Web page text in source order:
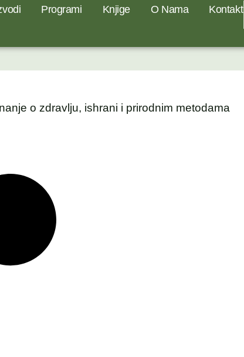
Programi Knjige O Nama Kontakt
o zdravlju, ishrani i prirodnim metodama